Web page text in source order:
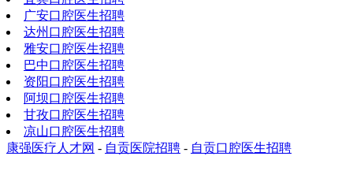
广安口腔医生招聘
达州口腔医生招聘
雅安口腔医生招聘
巴中口腔医生招聘
资阳口腔医生招聘
阿坝口腔医生招聘
甘孜口腔医生招聘
凉山口腔医生招聘
康强医疗人才网 - 自贡医院招聘 - 自贡口腔医生招聘